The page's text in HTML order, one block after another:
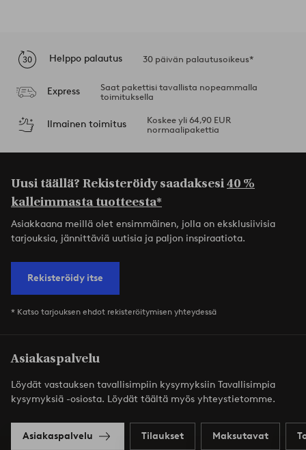
Helppo palautus 30 päivän palautusoikeus*
Express
Saat pakettisi tavallista nopeammalla
toimituksella
Ilmainen toimitus
Koskee yli 64,90 EUR
normaalipakettia
Uusi täällä? Rekisteröidy saadaksesi40 %
kalleimmasta tuotteesta*
Asiakkaana meillä olet ensimmäinen, jolla on eksklusiivisia
tarjouksia, jännittäviä uutisia ja paljon inspiraatiota.
Rekisteröidy itse
* Katso tarjouksen ehdot rekisteröitymisen yhteydessä
Asiakaspalvelu
Löydät vastauksen tavallisimpiin kysymyksiin Tavallisimpia
kysymyksiä -osiosta. Löydät täältä myös yhteystietomme.
Asiakaspalvelu Tilaukset Maksutavat